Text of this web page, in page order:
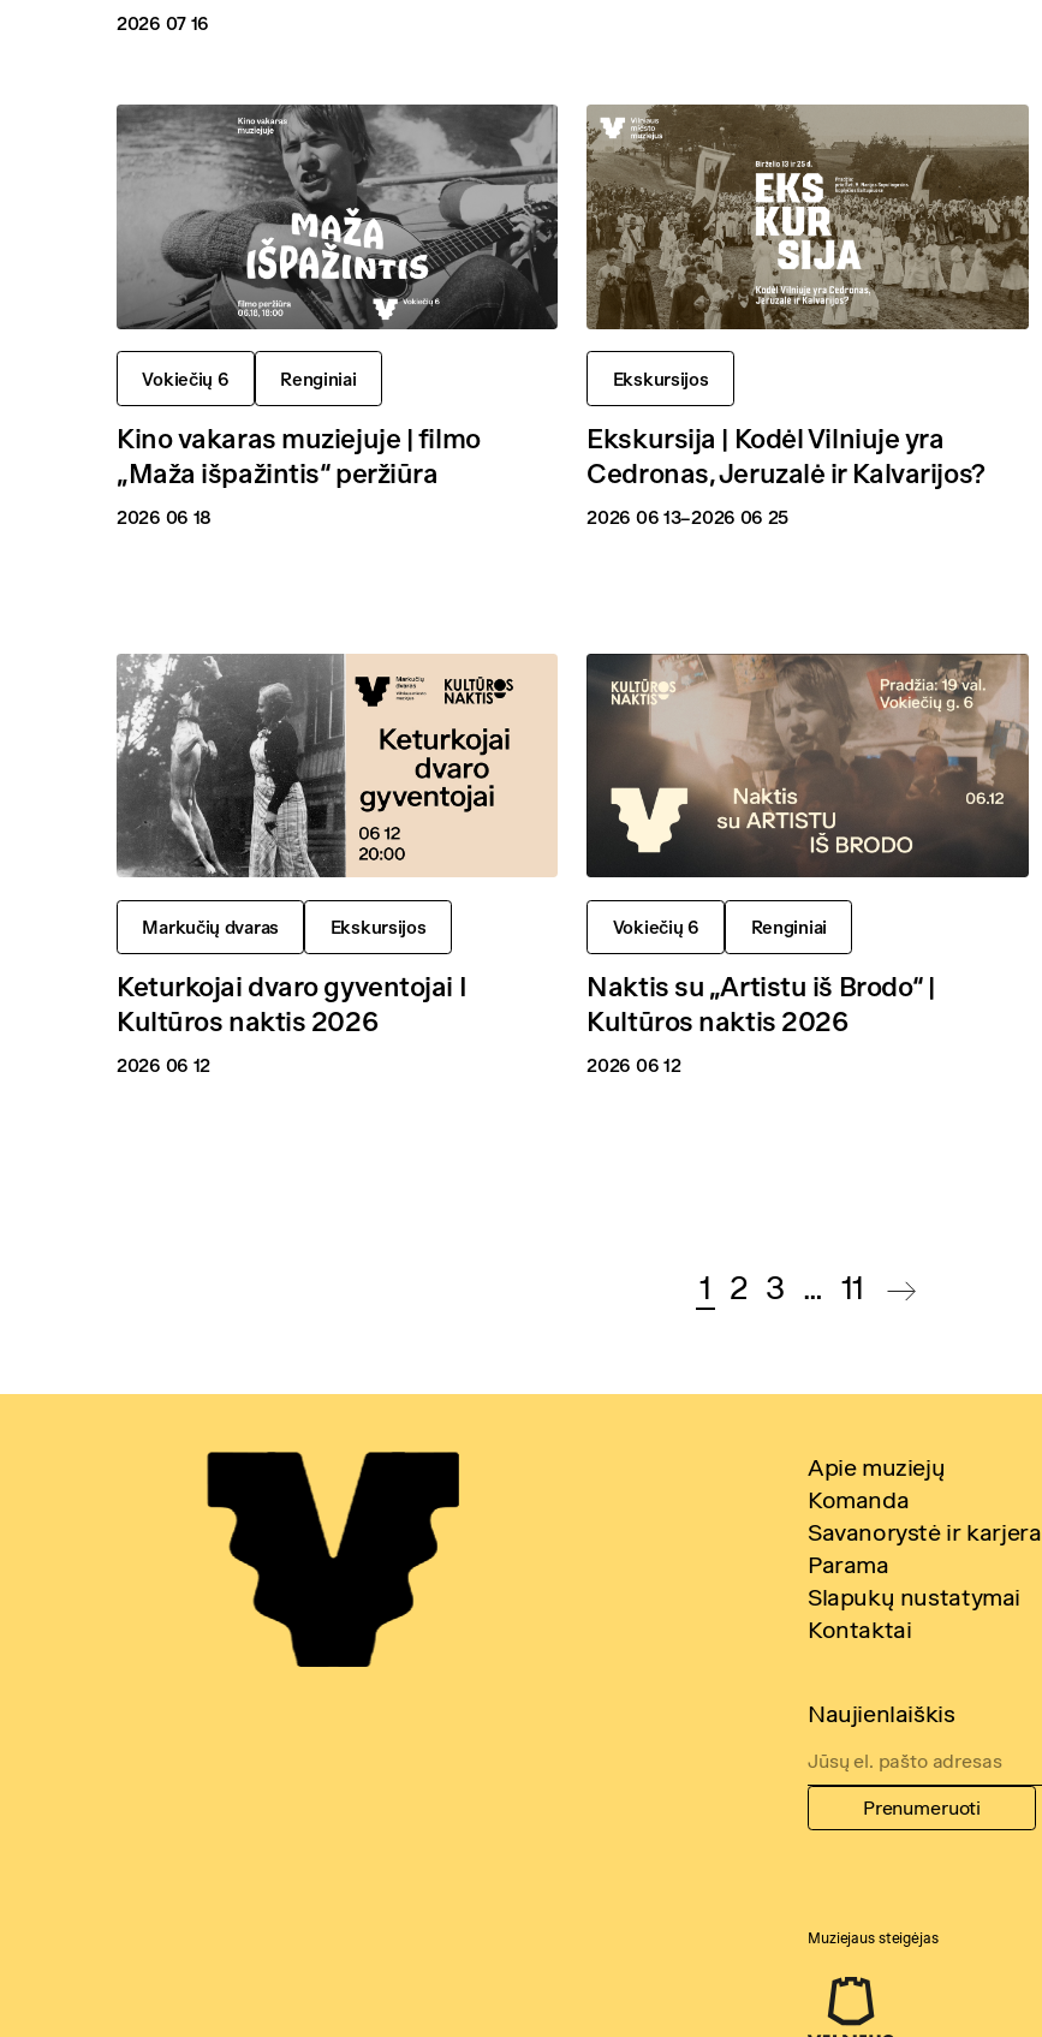
2026 07 16
Vokiečių 6 Renginiai
Kino vakaras muziejuje | filmo
„Maža išpažintis“ peržiūra
2026 06 18
Ekskursijos
Ekskursija | Kodėl Vilniuje yra
Cedronas, Jeruzalė ir Kalvarijos?
2026 06 13–2026 06 25
Markučių dvaras Ekskursijos
Keturkojai dvaro gyventojai I
Kultūros naktis 2026
2026 06 12
Vokiečių 6 Renginiai
Naktis su „Artistu iš Brodo“ |
Kultūros naktis 2026
2026 06 12
1 2 3 … 11
Apie muziejų
Komanda
Savanorystė ir karjera
Parama
Slapukų nustatymai
Kontaktai
Naujienlaiškis
Prenumeruoti
Muziejaus steigėjas